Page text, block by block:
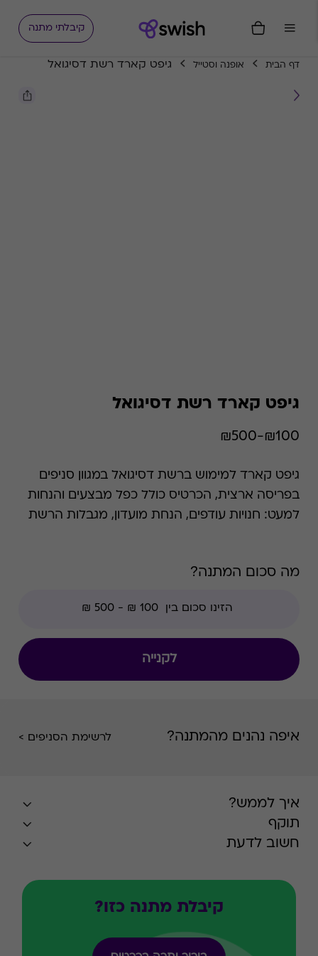
קיבלתי מתנה
דף הבית אופנה וסטייל גיפט קארד רשת דסיגואל
גיפט קארד רשת דסיגואל
₪100-₪500
גיפט קארד למימוש ברשת דסיגואל במגוון סניפים
בפריסה ארצית, הכרטיס כולל כפל מבצעים והנחות
למעט: חנויות עודפים, הנחת מועדון, מגבלות הרשת
ומבצעי החודש ללקוחות.
מה סכום המתנה?
לקנייה
איפה נהנים מהמתנה? לרשימת הסניפים >
איך לממש?
תוקף
חשוב לדעת
קיבלת מתנה כזו?